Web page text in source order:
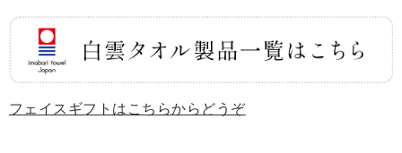
フェイスギフトはこちらからどうぞ